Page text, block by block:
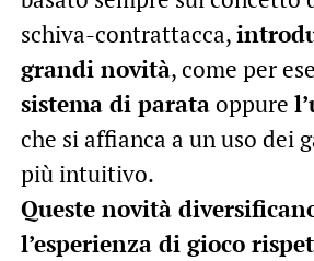
schiva-contrattacca,
grandi novità, come per
sistema di parataoppure
che si affianca a un uso dei
più intuitivo.
Queste novità
l’esperienza di gioco